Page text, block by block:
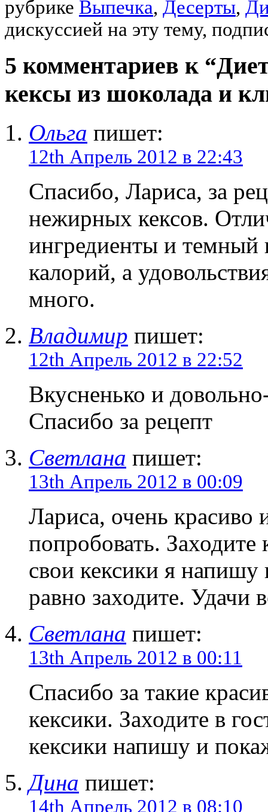
рубрике Выпечка, Десерты,
дискуссией на эту тему,
5 комментариев к
кексы из шоколада и
Ольга пишет:
12th Апрель 2012 в 22:43
Спасибо, Лариса, за
нежирных кексов.
ингредиенты и темный
калорий, а
много.
Владимир пишет:
12th Апрель 2012 в 22:52
Вкусненько и
Спасибо за рецепт
Светлана пишет:
13th Апрель 2012 в 00:09
Лариса, очень красиво
попробовать.
свои кексики я напишу
равно заходите. Удачи
Светлана пишет:
13th Апрель 2012 в 00:11
Спасибо за такие
кексики. Заходите в
кексики напишу и
Дина пишет:
14th Апрель 2012 в 08:10